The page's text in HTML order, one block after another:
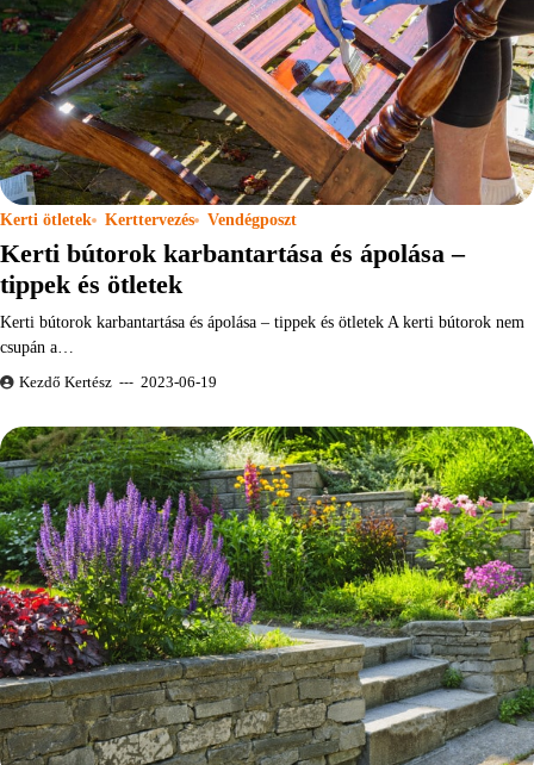
Kerti ötletek Kerttervezés Vendégposzt
Kerti bútorok karbantartása és ápolása –
tippek és ötletek
Kerti bútorok karbantartása és ápolása – tippek és ötletek A kerti bútorok nem
csupán a…
Kezdő Kertész 2023-06-19